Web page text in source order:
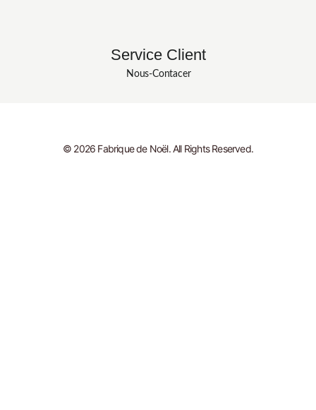
Service Client
Nous-Contacer
© 2026 Fabrique de Noël. All Rights Reserved.